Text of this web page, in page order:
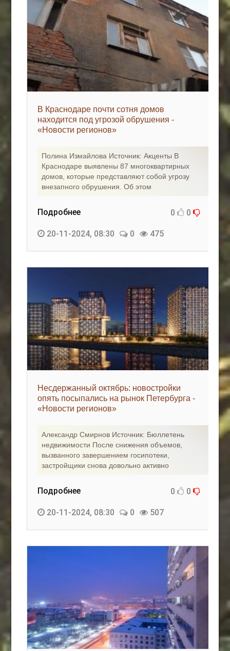
В Краснодаре почти сотня домов
находится под угрозой обрушения -
«Новости регионов»
Полина Измайлова Источник: Акценты В
Краснодаре выявлены 87 многоквартирных
домов, которые представляют собой угрозу
внезапного обрушения. Об этом
Подробнее 0 0
20-11-2024, 08:30 0 475
Несдержанный октябрь: новостройки
опять посыпались на рынок Петербурга -
«Новости регионов»
Александр Смирнов Источник: Бюллетень
недвижимости После снижения объемов,
вызванного завершением госипотеки,
застройщики снова довольно активно
Подробнее 0 0
20-11-2024, 08:30 0 507